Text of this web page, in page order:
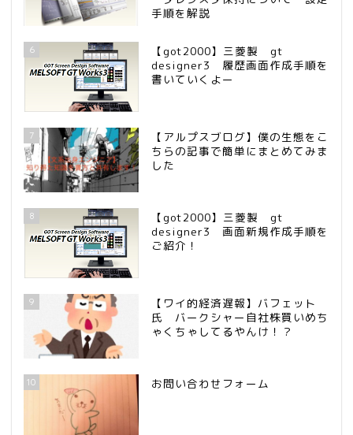
手順を解説
6
【got2000】三菱製 gt
designer3 履歴画面作成手順を
書いていくよー
7
【アルプスブログ】僕の生態をこ
ちらの記事で簡単にまとめてみま
した
8
【got2000】三菱製 gt
designer3 画面新規作成手順を
ご紹介！
9
【ワイ的経済遅報】バフェット
氏 バークシャー自社株買いめち
ゃくちゃしてるやんけ！？
10 お問い合わせフォーム